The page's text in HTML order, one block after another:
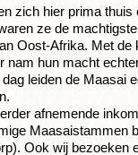
zich hier prima thuis
ze de
Oost-Afrika. Met de
nam hun macht
leiden de Maasai
afnemende
Maasaistammen
Ook wij bezoeken